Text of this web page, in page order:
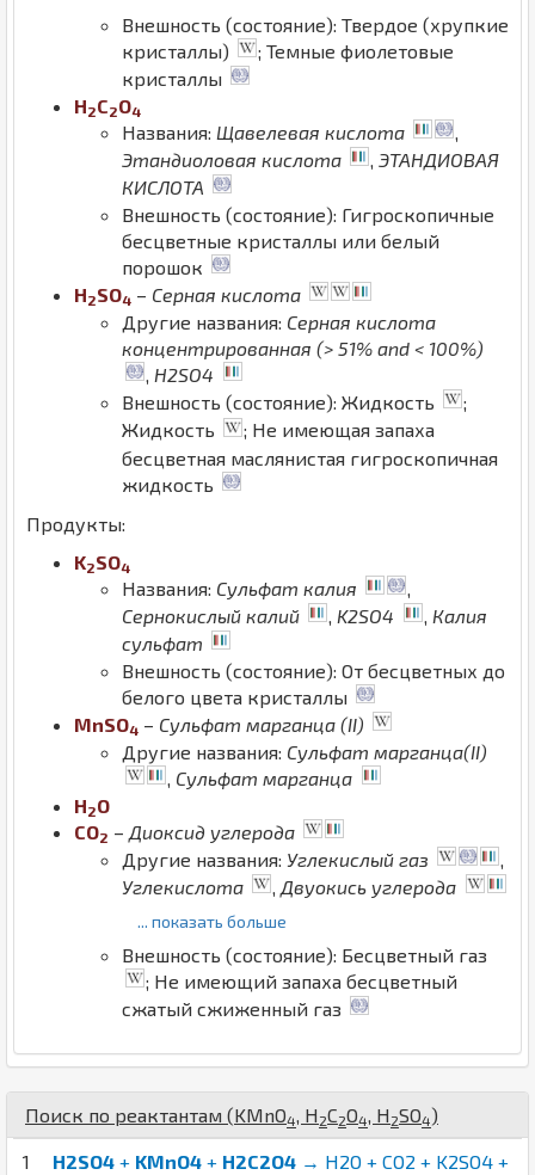
Внешность (состояние): Твердое (хрупкие
кристаллы)
; Темные фиолетовые
кристаллы
H2C2O4
Названия: Щавелевая кислота
,
Этандиоловая кислота
,ЭТАНДИОВАЯ
КИСЛОТА
Внешность (состояние): Гигроскопичные
бесцветные кристаллы или белый
порошок
H2SO4 – Серная кислота
Другие названия: Серная кислота
концентрированная (> 51% and < 100%)
, H2SO4
Внешность (состояние): Жидкость
;
Жидкость
; Не имеющая запаха
бесцветная маслянистая гигроскопичная
жидкость
Продукты:
K2SO4
Названия: Сульфат калия
Сернокислый калий
K2SO4
Калия
сульфат
Внешность (состояние): От бесцветных до
белого цвета кристаллы
MnSO4 – Сульфат марганца (II)
Другие названия: Сульфат марганца(II)
, Сульфат марганца
H2O
CO2 – Диоксид углерода
Другие названия: Углекислый газ
,
Углекислота
,Двуокись углерода
... показать больше
Внешность (состояние): Бесцветный газ
; Не имеющий запаха бесцветный
сжатый сжиженный газ
Поиск по реактантам (KMnO4, H 2C2O4, H 2SO4)
1 H2SO4 + KMnO4 + H2C2O4 → H2O + CO2 + K2SO4 +